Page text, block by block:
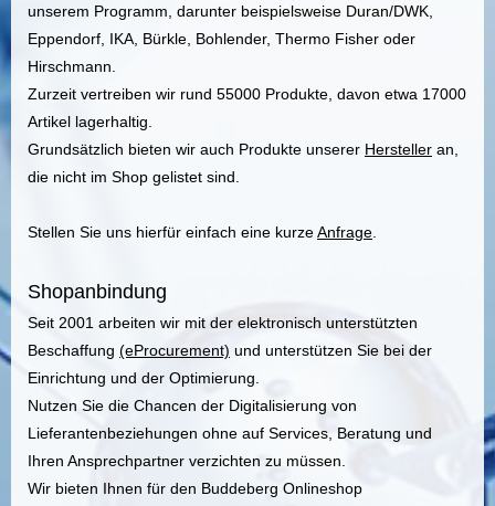
unserem Programm, darunter beispielsweise Duran/DWK,
Eppendorf, IKA, Bürkle, Bohlender, Thermo Fisher oder
Hirschmann.
Zurzeit vertreiben wir rund 55000 Produkte, davon etwa 17000
Artikel lagerhaltig.
Grundsätzlich bieten wir auch Produkte unserer Hersteller an,
die nicht im Shop gelistet sind.
Stellen Sie uns hierfür einfach eine kurzeAnfrage.
Shopanbindung
Seit 2001 arbeiten wir mit der elektronisch unterstützten
Beschaffung (eProcurement) und unterstützen Sie bei der
Einrichtung und der Optimierung.
Nutzen Sie die Chancen der Digitalisierung von
Lieferantenbeziehungen ohne auf Services, Beratung und
Ihren Ansprechpartner verzichten zu müssen.
Wir bieten Ihnen für den Buddeberg Onlineshop